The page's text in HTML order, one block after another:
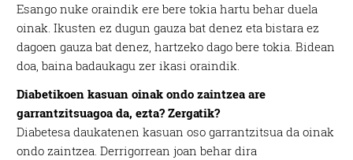
Esango nuke oraindik ere bere tokia hartu behar duela
oinak. Ikusten ez dugun gauza bat denez eta bistara ez
dagoen gauza bat denez, hartzeko dago bere tokia. Bidean
doa, baina badaukagu zer ikasi oraindik.
Diabetikoen kasuan oinak ondo zaintzea are
garrantzitsuagoa da, ezta? Zergatik?
Diabetesa daukatenen kasuan oso garrantzitsua da oinak
ondo zaintzea. Derrigorrean joan behar dira